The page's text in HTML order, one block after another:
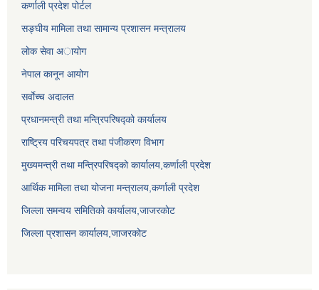
कर्णाली प्रदेश पोर्टल
सङ्घीय मामिला तथा सामान्य प्रशासन मन्त्रालय
लाेक सेवा अायाेग
नेपाल कानून आयोग
सर्वाेच्च अदालत
प्रधानमन्त्री तथा मन्त्रिपरिषद्को कार्यालय
राष्ट्रिय परिचयपत्र तथा पंजीकरण विभाग
मुख्यमन्त्री तथा मन्त्रिपरिषद्को कार्यालय,कर्णाली प्रदेश
आर्थिक मामिला तथा योजना मन्त्रालय,कर्णाली प्रदेश
जिल्ला समन्वय समितिको कार्यालय,जाजरकाेट
जिल्ला प्रशासन कार्यालय,जाजरकोट